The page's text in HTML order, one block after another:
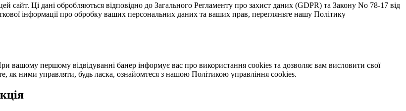
сайт. Ці дані обробляються відповідно до Загального Регламенту про захист даних (GDPR) та Закону No 78-17 від
інформації про обробку ваших персональних даних та ваших прав, перегляньте нашу Політику
вашому першому відвідуванні банер інформує вас про використання cookies та дозволяє вам висловити свої
як ними управляти, будь ласка, ознайомтеся з нашою Політикою управління cookies.